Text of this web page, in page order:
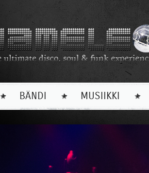
BÄNDI MUSIIKKI